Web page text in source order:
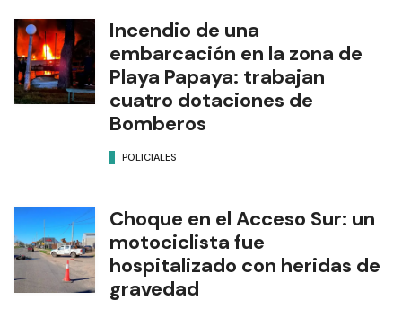
Incendio de una
embarcación en la zona de
Playa Papaya: trabajan
cuatro dotaciones de
Bomberos
POLICIALES
Choque en el Acceso Sur: un
motociclista fue
hospitalizado con heridas de
gravedad